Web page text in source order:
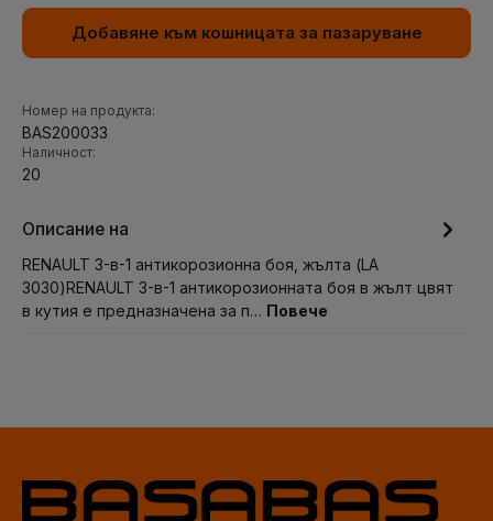
Добавяне към кошницата за пазаруване
Номер на продукта:
BAS200033
Наличност:
20
Описание на
RENAULT 3-в-1 антикорозионна боя, жълта (LA
3030)RENAULT 3-в-1 антикорозионната боя в жълт цвят
в кутия е предназначена за п… Повече